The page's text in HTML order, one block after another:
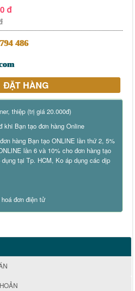
đ
486
ĐẶT HÀNG
thiệp (trị giá 20.000đ)
khi Bạn tạo đơn hàng Online
hàng Bạn tạo ONLINE lần thứ 2, 5%
lần 6 và 10% cho đơn hàng tạo
tại Tp. HCM, Ko áp dụng các dịp
đơn điện tử